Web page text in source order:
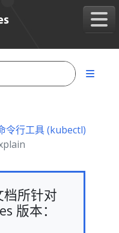
令行工具 (kubectl)
所针对
版本：